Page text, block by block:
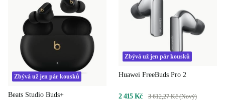
Zbývá už jen pár kousků
Beats Studio Buds+
Zbývá už jen pár kousků
Huawei FreeBuds Pro 2
2 415 Kč 3 612,27 Kč (Nový)